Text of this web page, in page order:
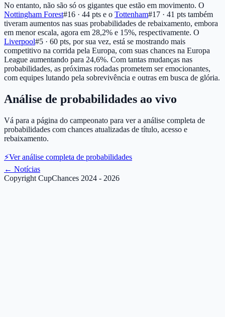
No entanto, não são só os gigantes que estão em movimento. O
Nottingham Forest#16 · 44 pts e o Tottenham#17 · 41 pts também
tiveram aumentos nas suas probabilidades de rebaixamento, embora
em menor escala, agora em 28,2% e 15%, respectivamente. O
Liverpool#5 · 60 pts, por sua vez, está se mostrando mais
competitivo na corrida pela Europa, com suas chances na Europa
League aumentando para 24,6%. Com tantas mudanças nas
probabilidades, as próximas rodadas prometem ser emocionantes,
com equipes lutando pela sobrevivência e outras em busca de glória.
Análise de probabilidades ao vivo
Vá para a página do campeonato para ver a análise completa de
probabilidades com chances atualizadas de título, acesso e
rebaixamento.
⚡Ver análise completa de probabilidades
← Notícias
Copyright CupChances 2024 - 2026